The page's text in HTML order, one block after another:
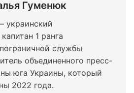
Гуменюк
украинский
1 ранга
службы
объединенного пресс-
юга Украины, который
2022 года.